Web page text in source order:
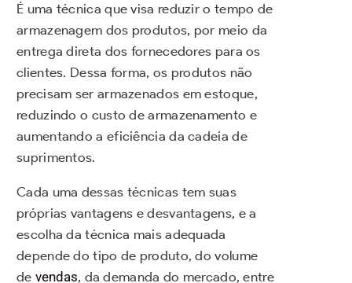
É uma técnica que visa reduzir o tempo de
armazenagem dos produtos, por meio da
entrega direta dos fornecedores para os
clientes. Dessa forma, os produtos não
precisam ser armazenados em estoque,
reduzindo o custo de armazenamento e
aumentando a eficiência da cadeia de
suprimentos.
Cada uma dessas técnicas tem suas
próprias vantagens e desvantagens, e a
escolha da técnica mais adequada
depende do tipo de produto, do volume
de vendas, da demanda do mercado, entre